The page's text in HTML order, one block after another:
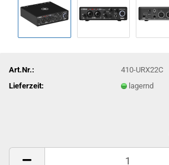
Art.Nr.:
410-URX22C
Lieferzeit:
lagernd